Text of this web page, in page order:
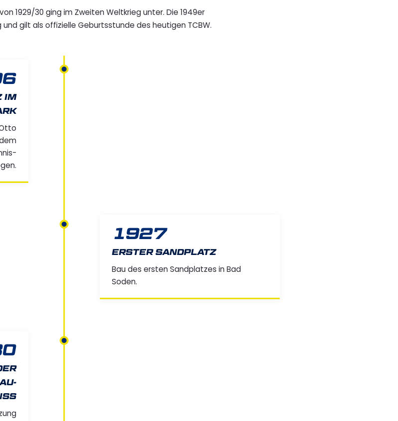
1929/30 ging im Zweiten Weltkrieg unter. Die 1949er
gilt als offizielle Geburtsstunde des heutigen TCBW.
IM
1927
ERSTER SANDPLATZ
Bau des ersten Sandplatzes in Bad
Soden.